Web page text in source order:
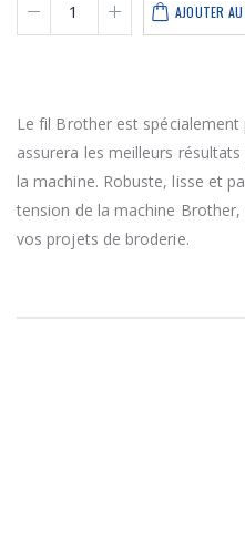
AJOUTER
Le fil Brother est
assurera les meilleurs
la machine. Robuste, lisse et
tension de la machine
vos projets de broderie.